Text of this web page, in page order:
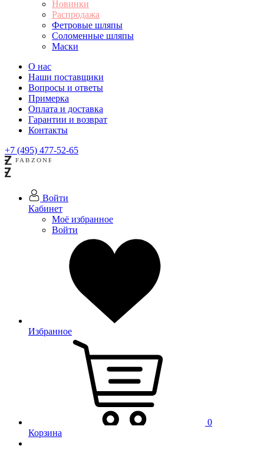
Новинки
Распродажа
Фетровые шляпы
Соломенные шляпы
Маски
О нас
Наши поставщики
Вопросы и ответы
Примерка
Оплата и доставка
Гарантии и возврат
Контакты
+7 (495) 477-52-65
Войти
Кабинет
Моё избранное
Войти
Избранное
0
Корзина